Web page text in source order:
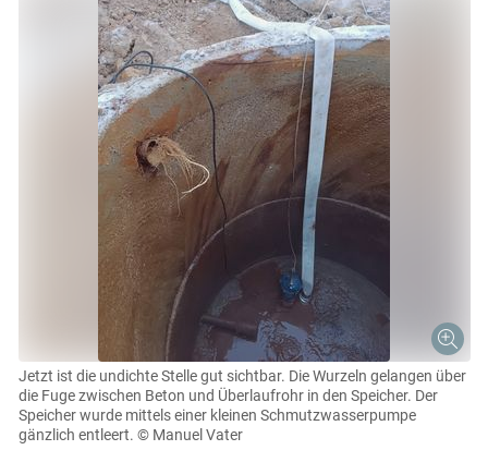
Jetzt ist die undichte Stelle gut sichtbar. Die Wurzeln gelangen über
die Fuge zwischen Beton und Überlaufrohr in den Speicher. Der
Speicher wurde mittels einer kleinen Schmutzwasserpumpe
gänzlich entleert. © Manuel Vater